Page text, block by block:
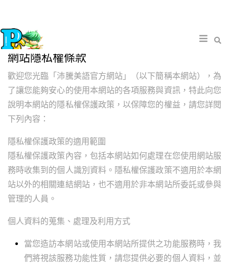
網站隱私權條款
歡迎您光臨「沛騰美語官方網站」（以下簡稱本網站），為
了讓您能夠安心的使用本網站的各項服務與資訊，特此向您
說明本網站的隱私權保護政策，以保障您的權益，請您詳閱
下列內容：
隱私權保護政策的適用範圍
隱私權保護政策內容，包括本網站如何處理在您使用網站服
務時收集到的個人識別資料。隱私權保護政策不適用於本網
站以外的相關連結網站，也不適用於非本網站所委託或參與
管理的人員。
個人資料的蒐集、處理及利用方式
當您造訪本網站或使用本網站所提供之功能服務時，我
們將視該服務功能性質，請您提供必要的個人資料，並